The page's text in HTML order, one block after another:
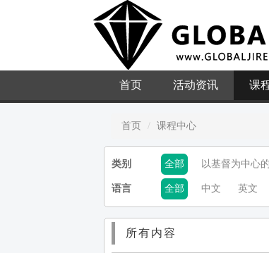
首页 活动资讯 课
首页 课程中心
类别 全部 以基督为中心
语言 全部 中文 英文
所有内容